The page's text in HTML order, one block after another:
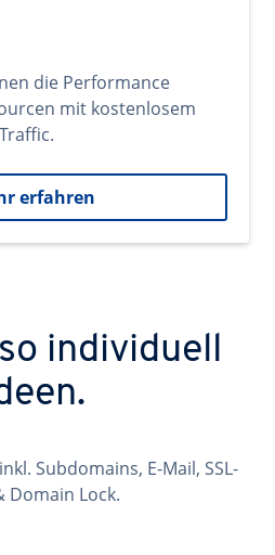
die Performance
mit kostenlosem
erfahren
individuell
Subdomains, E-Mail, SSL-
Domain Lock.